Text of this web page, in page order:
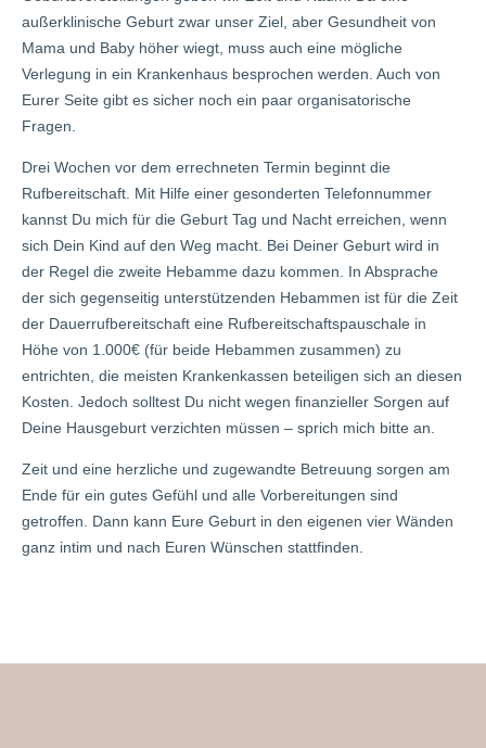
außerklinische Geburt zwar unser Ziel, aber Gesundheit von
Mama und Baby höher wiegt, muss auch eine mögliche
Verlegung in ein Krankenhaus besprochen werden. Auch von
Eurer Seite gibt es sicher noch ein paar organisatorische
Fragen.
Drei Wochen vor dem errechneten Termin beginnt die
Rufbereitschaft. Mit Hilfe einer gesonderten Telefonnummer
kannst Du mich für die Geburt Tag und Nacht erreichen, wenn
sich Dein Kind auf den Weg macht. Bei Deiner Geburt wird in
der Regel die zweite Hebamme dazu kommen. In Absprache
der sich gegenseitig unterstützenden Hebammen ist für die Zeit
der Dauerrufbereitschaft eine Rufbereitschaftspauschale in
Höhe von 1.000€ (für beide Hebammen zusammen) zu
entrichten, die meisten Krankenkassen beteiligen sich an diesen
Kosten. Jedoch solltest Du nicht wegen finanzieller Sorgen auf
Deine Hausgeburt verzichten müssen – sprich mich bitte an.
Zeit und eine herzliche und zugewandte Betreuung sorgen am
Ende für ein gutes Gefühl und alle Vorbereitungen sind
getroffen. Dann kann Eure Geburt in den eigenen vier Wänden
ganz intim und nach Euren Wünschen stattfinden.